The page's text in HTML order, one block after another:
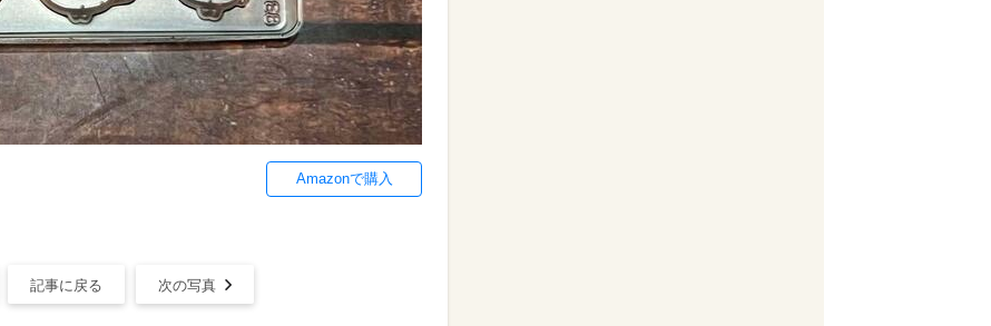
Amazonで購入
記事に戻る 次の写真